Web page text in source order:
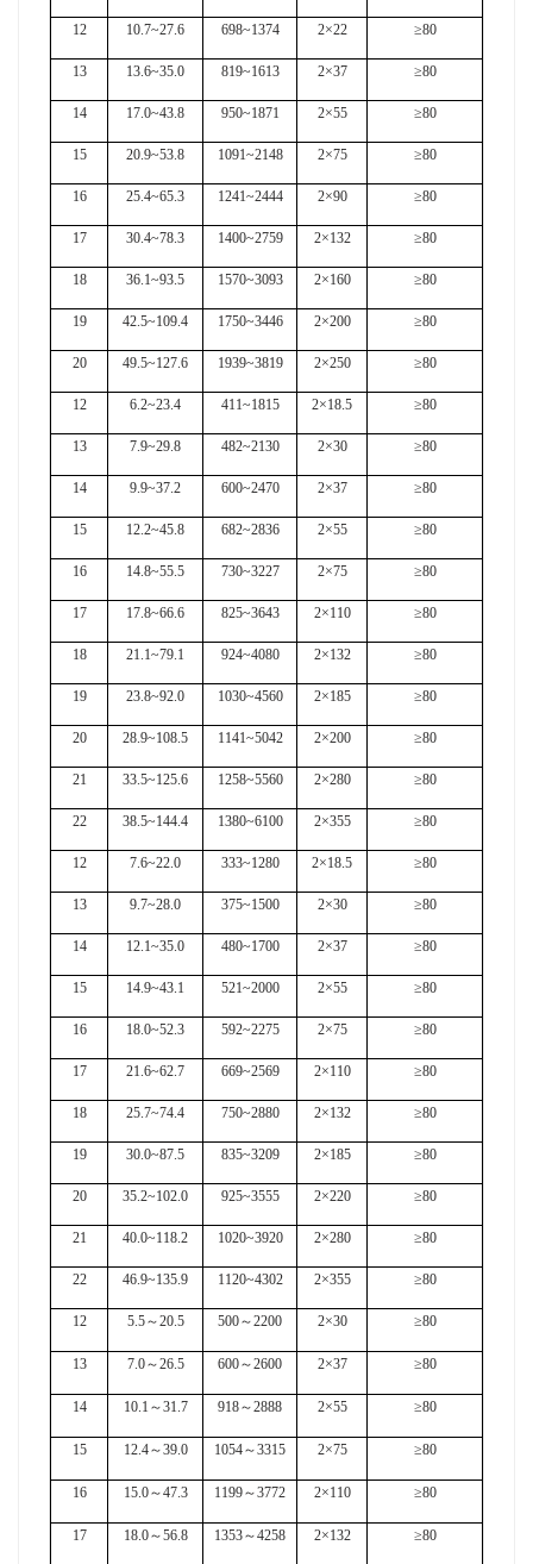
12 10.7~27.6 698~1374 2×22 ≥80
13 13.6~35.0 819~1613 2×37 ≥80
14 17.0~43.8 950~1871 2×55 ≥80
15 20.9~53.8 1091~2148 2×75 ≥80
16 25.4~65.3 1241~2444 2×90 ≥80
17 30.4~78.3 1400~2759 2×132 ≥80
18 36.1~93.5 1570~3093 2×160 ≥80
19 42.5~109.4 1750~3446 2×200 ≥80
20 49.5~127.6 1939~3819 2×250 ≥80
12 6.2~23.4 411~1815 2×18.5 ≥80
13 7.9~29.8 482~2130 2×30 ≥80
14 9.9~37.2 600~2470 2×37 ≥80
15 12.2~45.8 682~2836 2×55 ≥80
16 14.8~55.5 730~3227 2×75 ≥80
17 17.8~66.6 825~3643 2×110 ≥80
18 21.1~79.1 924~4080 2×132 ≥80
19 23.8~92.0 1030~4560 2×185 ≥80
20 28.9~108.5 1141~5042 2×200 ≥80
21 33.5~125.6 1258~5560 2×280 ≥80
22 38.5~144.4 1380~6100 2×355 ≥80
12 7.6~22.0 333~1280 2×18.5 ≥80
13 9.7~28.0 375~1500 2×30 ≥80
14 12.1~35.0 480~1700 2×37 ≥80
15 14.9~43.1 521~2000 2×55 ≥80
16 18.0~52.3 592~2275 2×75 ≥80
17 21.6~62.7 669~2569 2×110 ≥80
18 25.7~74.4 750~2880 2×132 ≥80
19 30.0~87.5 835~3209 2×185 ≥80
20 35.2~102.0 925~3555 2×220 ≥80
21 40.0~118.2 1020~3920 2×280 ≥80
22 46.9~135.9 1120~4302 2×355 ≥80
12 5.5～20.5 500～2200 2×30 ≥80
13 7.0～26.5 600～2600 2×37 ≥80
14 10.1 ～31.7 918～2888 2×55 ≥80
15 12.4～39.0 1054～3315 2×75 ≥80
16 15.0～47.3 1199～3772 2×110 ≥80
17 18.0～56.8 1353～4258 2×132 ≥80